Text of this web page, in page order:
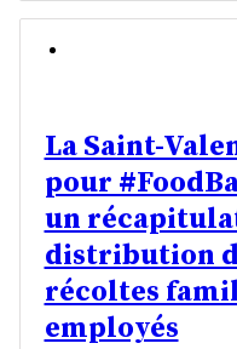
La Saint-
pour
un
distribution
récoltes
employés